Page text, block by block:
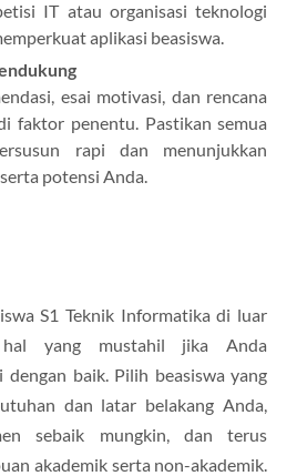
IT atau organisasi teknologi
aplikasi beasiswa.
esai motivasi, dan rencana
faktor penentu. Pastikan semua
rapi dan menunjukkan
potensi Anda.
S1 Teknik Informatika di luar
hal yang mustahil jika Anda
dengan baik. Pilih beasiswa yang
dan latar belakang Anda,
sebaik mungkin, dan terus
akademik serta non-akademik.